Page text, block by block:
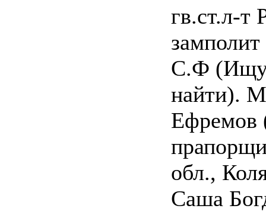
гв.ст.л-
С.Ф (Ищу
найти).
Ефремов
обл.,
Саша